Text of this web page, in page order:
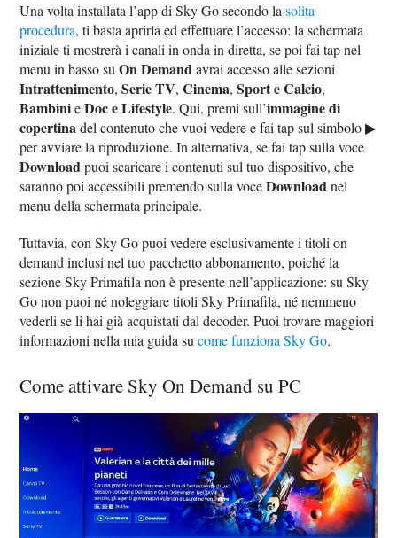
Una volta installata l’app di Sky Go secondo lasolita
procedura, ti basta aprirla ed effettuare l’accesso: la schermata
iniziale ti mostrerà i canali in onda in diretta, se poi fai tap nel
menu in basso suOn Demandavrai accesso alle sezioni
Intrattenimento,Serie TV,Cinema,Sport e Calcio,
BambinieDoc e Lifestyle. Qui, premi sull’immagine di
copertinadel contenuto che vuoi vedere e fai tap sul simbolo ▶︎
per avviare la riproduzione. In alternativa, se fai tap sulla voce
Downloadpuoi scaricare i contenuti sul tuo dispositivo, che
saranno poi accessibili premendo sulla voceDownloadnel
menu della schermata principale.
Tuttavia, con Sky Go puoi vedere esclusivamente i titoli on
demand inclusi nel tuo pacchetto abbonamento, poiché la
sezione Sky Primafila non è presente nell’applicazione: su Sky
Go non puoi né noleggiare titoli Sky Primafila, né nemmeno
vederli se li hai già acquistati dal decoder. Puoi trovare maggiori
informazioni nella mia guida sucome funziona Sky Go.
Come attivare Sky On Demand su PC